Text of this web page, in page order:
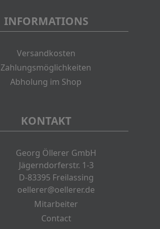
INFORMATIONS
Versandkosten
Zahlungsmöglichkeiten
Abholung im Shop
KONTAKT
Georg Öllerer GmbH
Jägerndorferstr. 1-3
D-83395 Freilassing
oellerer@oellerer.de
Mitarbeiter
Contact